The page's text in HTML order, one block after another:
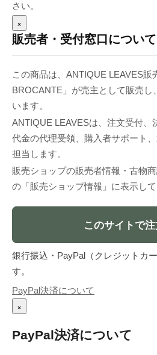
さい。
×
販売者・受付窓口について
この商品は、ANTIQUE LEAVES販
BROCANTE」が売主として販売し
います。
ANTIQUE LEAVESは、注文受付、
代金の代理受領、購入者サポート
担当します。
販売ショップの販売者情報・古物
の「販売ショップ情報」に表示して
このサイトで
銀行振込・PayPal（クレジットカ
す。
PayPal決済について
×
PayPal決済について